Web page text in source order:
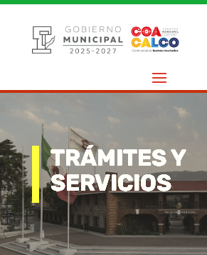
TRÁMITES Y
SERVICIOS